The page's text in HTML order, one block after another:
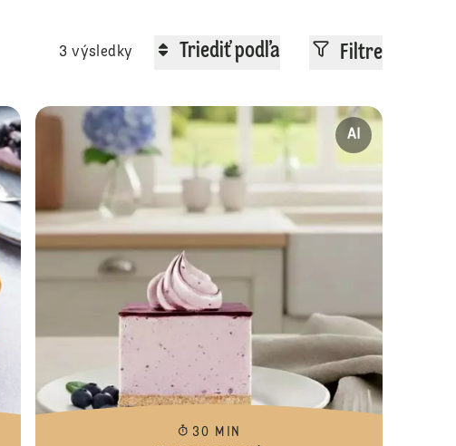
3 výsledky Triediť podľa Filtre
Grilované vanilkové černice a čučoriedky Koláč s
AI
30 MIN